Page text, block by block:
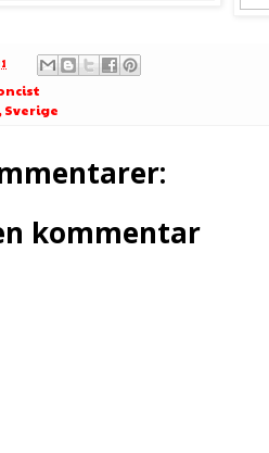
Sverige
kommentar